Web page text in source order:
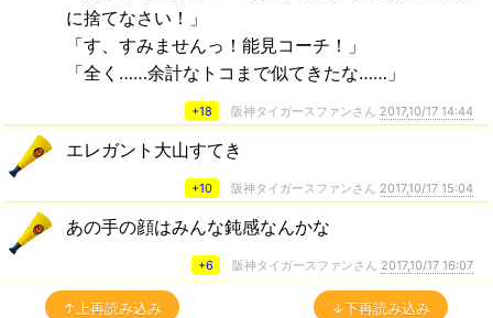
に捨てなさい！」
「す、すみませんっ！能見コーチ！」
「全く……余計なトコまで似てきたな……」
+18 阪神タイガースファンさん 2017,10/17 14:44
エレガント大山すてき
+10 阪神タイガースファンさん 2017,10/17 15:04
あの手の顔はみんな鈍感なんかな
+6 阪神タイガースファンさん 2017,10/17 16:07
↑上再読み込み ↓下再読み込み